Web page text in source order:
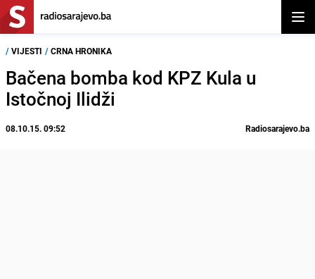
/ VIJESTI / CRNA HRONIKA
Bačena bomba kod KPZ Kula u
Istočnoj Ilidži
08.10.15. 09:52 Radiosarajevo.ba